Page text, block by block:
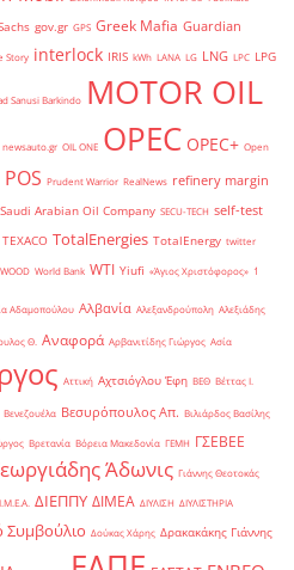
gov.gr GPS Greek Mafia Guardian
Story interlock IRIS kWh LANA LG LNG LPC LPG
Sanusi Barkindo MOTOR OIL
newsauto.gr OIL ONE OPEC OPEC+ Open
POS Prudent Warrior RealNews refinery margin
Saudi Arabian Oil Company SECU-TECH self-test
TEXACO TotalEnergies TotalEnergy twitter
WOOD World Bank WTI Yiufi «Άγιος Χριστόφορος» ΄1
Αδαμοπούλου Αλβανία Αλεξανδρούπολη Αλεξιάδης
Θ. Αναφορά Αρβανιτίδης Γιώργος Ασία
Αττική Αχτσιόγλου Έφη ΒΕΘ Βέττας Ι.
Βενεζουέλα Βεσυρόπουλος Απ. Βιλιάρδος Βασίλης
Βρετανία Βόρεια Μακεδονία ΓΕΜΗ ΓΣΕΒΕΕ
Άδωνις Γιάννης Θεοτοκάς
ΔΙΕΠΠΥ ΔΙΜΕΑ ΔΙΥΛΙΣΗ ΔΙΥΛΙΣΤΗΡΙΑ
Συμβούλιο Δούκας Χάρης Δρακακάκης Γιάννης